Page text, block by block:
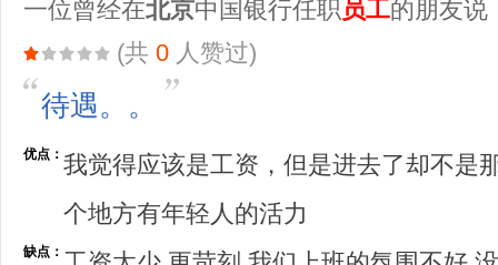
一位曾经在北京中国银行任职 员工的朋友说
(共 0 人赞过)
待遇。。
优点： 我觉得应该是工资，但是进去了却不是
个地方有年轻人的活力
缺点：